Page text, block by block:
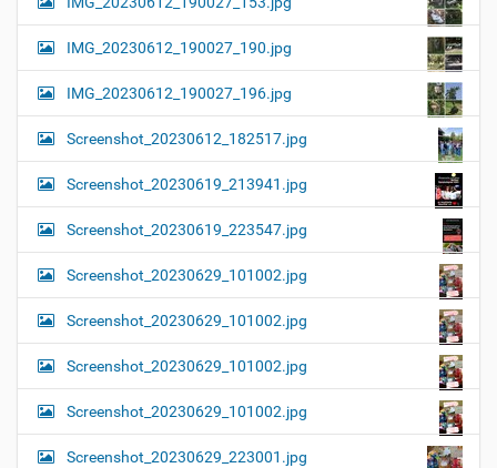
IMG_20230612_190027_190.jpg
IMG_20230612_190027_196.jpg
Screenshot_20230612_182517.jpg
Screenshot_20230619_213941.jpg
Screenshot_20230619_223547.jpg
Screenshot_20230629_101002.jpg
Screenshot_20230629_101002.jpg
Screenshot_20230629_101002.jpg
Screenshot_20230629_101002.jpg
Screenshot_20230629_223001.jpg